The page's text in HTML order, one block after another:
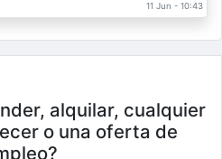
11 Jun - 10:43
alquilar, cualquier
o una oferta de